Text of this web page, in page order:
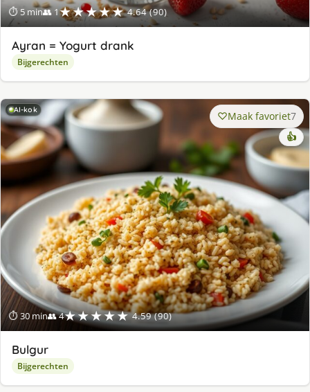
⏱ 5 min👥 1★★★★★ 4.64 (90)
Ayran = Yogurt drank
Bijgerechten
AI-kok
⏱ 30 min👥 4★★★★★ 4.59 (90)
Maak favoriet7
👍
Bulgur
Bijgerechten